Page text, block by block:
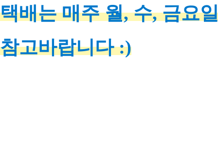
택배는 매주 월, 수, 금요
참고바랍니다 :)